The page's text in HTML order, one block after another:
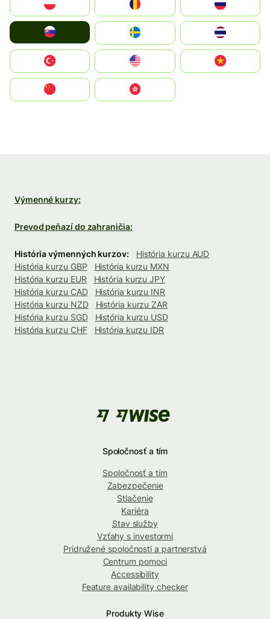
United States
中國香港特別行政區
Výmenné kurzy:
Prevod peňazí do zahraničia:
História výmenných kurzov:
História kurzu AUD
História kurzu GBP
História kurzu MXN
História kurzu EUR
História kurzu JPY
História kurzu CAD
História kurzu INR
História kurzu NZD
História kurzu ZAR
História kurzu SGD
História kurzu USD
História kurzu CHF
História kurzu IDR
Spoločnosť a tím
Spoločnosť a tím
Zabezpečenie
Stlačenie
Kariéra
Stav služby
Vzťahy s investormi
Pridružené spoločnosti a partnerstvá
Centrum pomoci
Accessibility
Feature availability checker
Produkty Wise